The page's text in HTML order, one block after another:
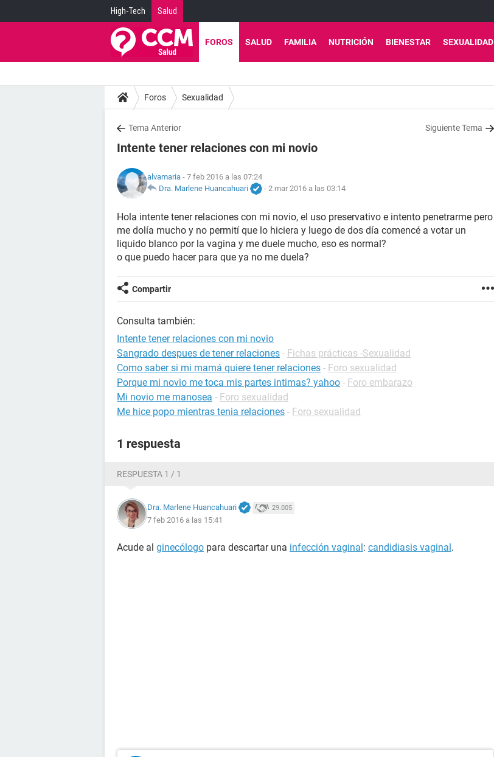
High-Tech Salud
FOROS SALUD FAMILIA NUTRICIÓN BIENESTAR SEXUALIDAD
Foros Sexualidad
Tema Anterior Siguiente Tema
Intente tener relaciones con mi novio
alvamaria - 7 feb 2016 a las 07:24
Dra. Marlene Huancahuari
- 2 mar 2016 a las 03:14
Hola intente tener relaciones con mi novio, el uso preservativo e intento penetrarme pero
me dolía mucho y no permití que lo hiciera y luego de dos día comencé a votar un
liquido blanco por la vagina y me duele mucho, eso es normal?
o que puedo hacer para que ya no me duela?
Compartir
Consulta también:
Intente tener relaciones con mi novio
Sangrado despues de tener relaciones - Fichas prácticas -Sexualidad
Como saber si mi mamá quiere tener relaciones - Foro sexualidad
Porque mi novio me toca mis partes intimas? yahoo - Foro embarazo
Mi novio me manosea - Foro sexualidad
Me hice popo mientras tenia relaciones - Foro sexualidad
1 respuesta
RESPUESTA 1 / 1
Dra. Marlene Huancahuari 29.005
7 feb 2016 a las 15:41
Acude al ginecólogo para descartar una infección vaginal: candidiasis vaginal.